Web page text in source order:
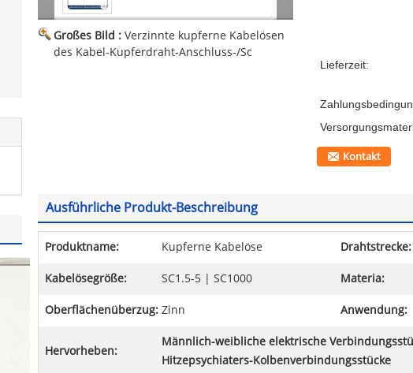
Großes Bild : Verzinnte kupferne Kabelösen
des Kabel-Kupferdraht-Anschluss-/Sc
Lieferzeit:
Kontakt
Ausführliche Produkt-Beschreibung
Produktname: Kupferne Kabelöse Drahtstrecke:
Kabelösegröße: SC1.5-5 | SC1000 Materia:
Oberflächenüberzug: Zinn Anwendung:
Hervorheben:
Männlich-weibliche elektrische
Hitzepsychiaters-Kolbenverbindungsstücke